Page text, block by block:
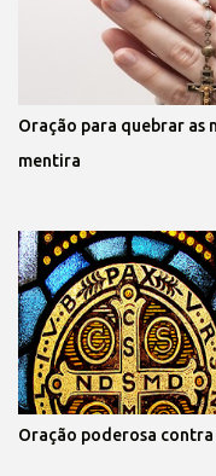
Oração para quebrar as
mentira
Oração poderosa